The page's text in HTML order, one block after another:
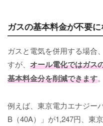
ガスの基本料金が不要
ガスと電気を併用する場合
すが、 オール電化ではガス
基本料金分を削減できます。
例えば、東京電力エナジー
B（40A）」が1,247円、東